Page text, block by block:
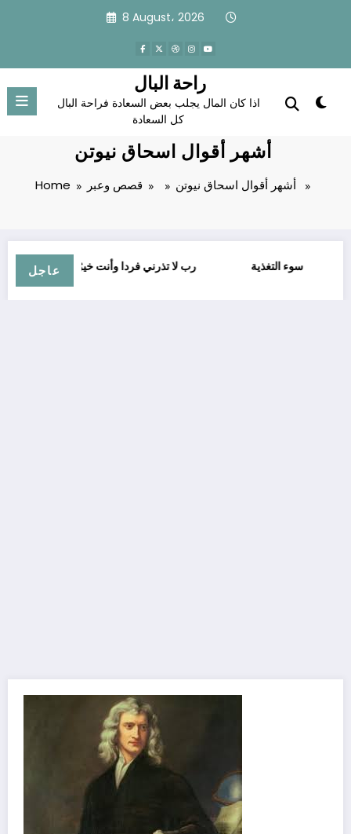
8 August، 2026
راحة البال
اذا كان المال يجلب بعض السعادة فراحة البال
كل السعادة
Home قصص وعبر
عاجل
ﺭﺏ ﻻ ﺗﺬﺭﻧﻲ ﻓﺮﺩﺍ ﻭﺃﻧﺖ ﺧﻴﺮُ ﺍﻟﻮﺍﺭﺛﻴﻦ سوء التغذية